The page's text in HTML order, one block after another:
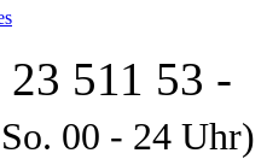
511 53 -
00 - 24 Uhr)